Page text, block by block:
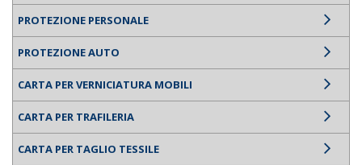
PROTEZIONE PERSONALE
PROTEZIONE AUTO
CARTA PER VERNICIATURA MOBILI
CARTA PER TRAFILERIA
CARTA PER TAGLIO TESSILE